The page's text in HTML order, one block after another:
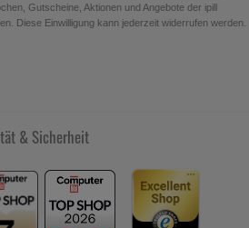
Gutscheine, Aktionen und Angebote der ipill
Diese Einwilligung kann jederzeit widerrufen werden.
& Sicherheit